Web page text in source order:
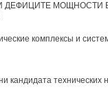
ДЕФИЦИТЕ МОЩНОСТИ
комплексы и
кандидата технических